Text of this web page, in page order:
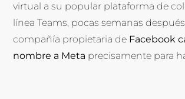
virtual a su popular plataforma de
línea Teams, pocas semanas
compañía propietaria de Facebook
nombre a Meta precisamente para